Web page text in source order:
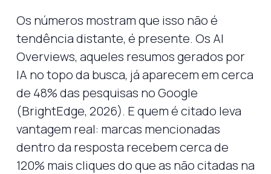
Os números mostram que isso não é
tendência distante, é presente. Os AI
Overviews, aqueles resumos gerados por
IA no topo da busca, já aparecem em cerca
de 48% das pesquisas no Google
(BrightEdge, 2026). E quem é citado leva
vantagem real: marcas mencionadas
dentro da resposta recebem cerca de
120% mais cliques do que as não citadas na